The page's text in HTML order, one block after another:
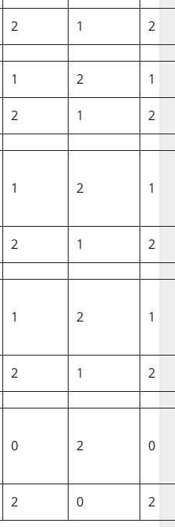
2 1 2
1 2 1
2 1 2
1 2 1
2 1 2
1 2 1
2 1 2
0 2 0
2 0 2